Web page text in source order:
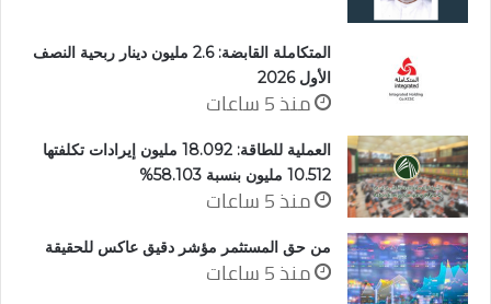
المتكاملة القابضة: 2.6 مليون دينار ربحية النصف
الأول 2026
منذ 5 ساعات
العملية للطاقة: 18.092 مليون إيرادات تكلفتها
10.512 مليون بنسبة 58.103%
منذ 5 ساعات
من حق المستثمر مؤشر دقيق عاكس للحقيقة
منذ 5 ساعات